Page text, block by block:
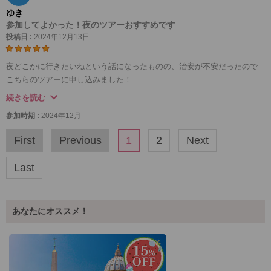
ゆき
参加してよかった！夜のツアーおすすめです
投稿日 : 2024年12月13日
夜どこかに行きたいねという話になったものの、治安が不安だったので
こちらのツアーに申し込みました！
行きたかったフォトスポットと、夕食も付いているのも決め手でした。
夕食もレストランで選べましたので、それぞれ注文して少しずつ両方楽
ローマのカルボナーラは日本と違うと聞いていましたが、濃厚で日本で
貴重な体験でした。
続きを読む
参加時期 : 2024年12月
First Previous 1 2 Next
Last
あなたにオススメ！